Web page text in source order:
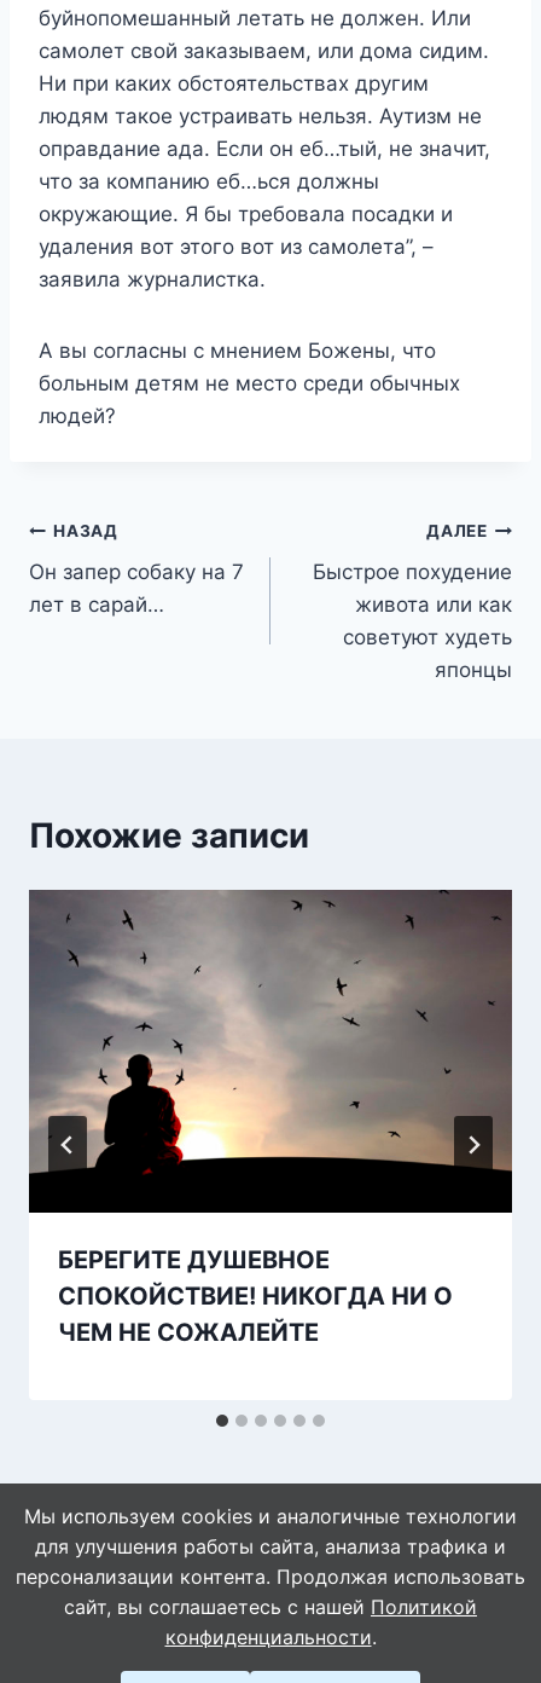
буйнопомешанный летать не должен. Или
самолет свой заказываем, или дома сидим.
Ни при каких обстоятельствах другим
людям такое устраивать нельзя. Аутизм не
оправдание ада. Если он еб…тый, не значит,
что за компанию еб…ься должны
окружающие. Я бы требовала посадки и
удаления вот этого вот из самолета”, –
заявила журналистка.
А вы согласны с мнением Божены, что
больным детям не место среди обычных
людей?
Навигация
по
НАЗАД
Он запер собаку на 7
лет в сарай…
ДАЛЕЕ
Быстрое похудение
живота или как
советуют худеть
японцы
Похожие записи
БЕРЕГИТЕ ДУШЕВНОЕ
СПОКОЙСТВИЕ! НИКОГДА НИ О
ЧЕМ НЕ СОЖАЛЕЙТЕ
© 2026 WebVinegret
Мы используем cookies и аналогичные технологии
для улучшения работы сайта, анализа трафика и
персонализации контента. Продолжая использовать
сайт, вы соглашаетесь с нашей Политикой
конфиденциальности.